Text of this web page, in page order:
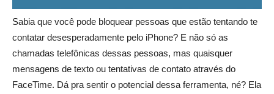
Sabia que você pode bloquear pessoas que estão tentando te
contatar desesperadamente pelo iPhone? E não só as
chamadas telefônicas dessas pessoas, mas quaisquer
mensagens de texto ou tentativas de contato através do
FaceTime. Dá pra sentir o potencial dessa ferramenta, né? Ela